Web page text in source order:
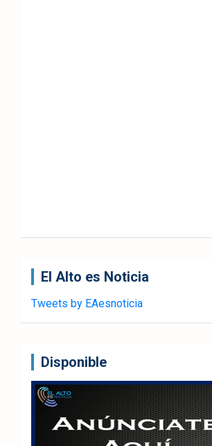
El Alto es Noticia
Tweets by EAesnoticia
Disponible